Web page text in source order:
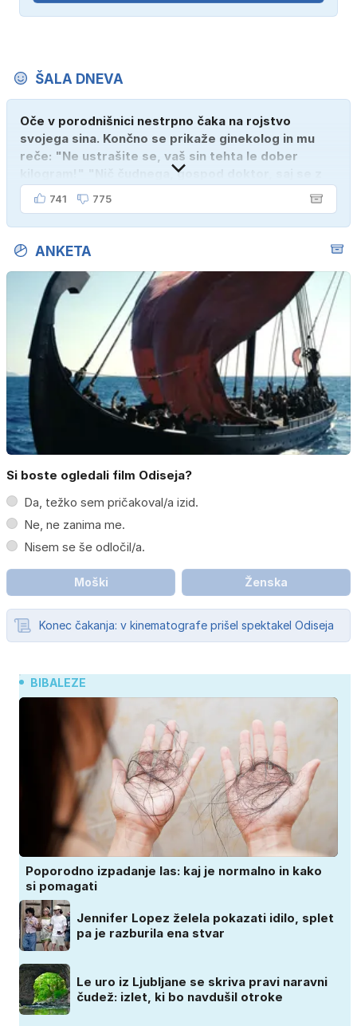
ŠALA DNEVA
Oče v porodnišnici nestrpno čaka na rojstvo
svojega sina. Končno se prikaže ginekolog in mu
reče: "Ne ustrašite se, vaš sin tehta le dober
kilogram!" "Nič čudnega, gospod doktor, saj se z
ženo poznava šele tri mesece."
741 775
ANKETA
Si boste ogledali film Odiseja?
Da, težko sem pričakoval/a izid.
Ne, ne zanima me.
Nisem se še odločil/a.
Moški Ženska
Konec čakanja: v kinematografe prišel spektakel Odiseja
BIBALEZE
Poporodno izpadanje las: kaj je normalno in kako
si pomagati
Jennifer Lopez želela pokazati idilo, splet
pa je razburila ena stvar
Le uro iz Ljubljane se skriva pravi naravni
čudež: izlet, ki bo navdušil otroke